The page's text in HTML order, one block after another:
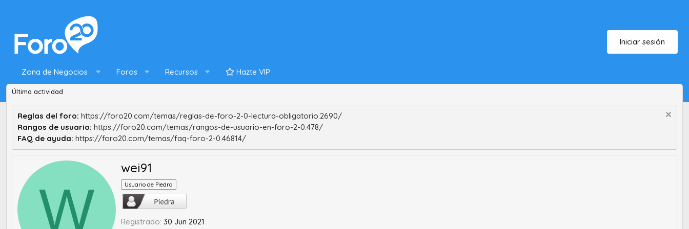
Iniciar sesión
Zona de Negocios Foros Recursos Hazte VIP
Última actividad
Reglas del foro: https://foro20.com/temas/reglas-de-foro-2-0-lectura-obligatorio.2690/
Rangos de usuario: https://foro20.com/temas/rangos-de-usuario-en-foro-2-0.478/
FAQ de ayuda: https://foro20.com/temas/faq-foro-2-0.46814/
W
wei91
Usuario de Piedra
Registrado 30 Jun 2021